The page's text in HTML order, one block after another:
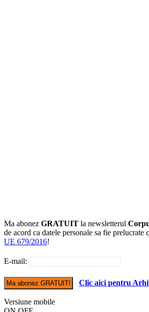
Ma abonez GRATUIT la newsletterul
de acord ca datele personale sa fie prelucrate
UE 679/2016!
E-mail:
Clic aici pentru
Versiune mobile